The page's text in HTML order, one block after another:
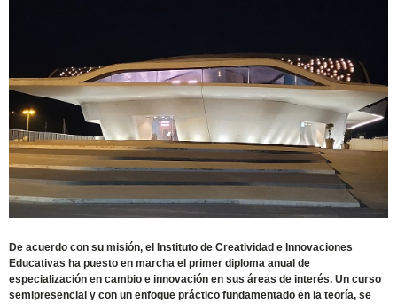
De acuerdo con su misión, el Instituto de Creatividad e Innovaciones
Educativas ha puesto en marcha el primer diploma anual de
especialización en cambio e innovación en sus áreas de interés. Un curso
semipresencial y con un enfoque práctico fundamentado en la teoría, se